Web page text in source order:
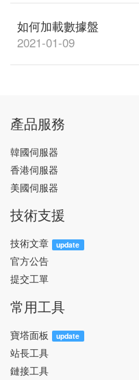
如何加載數據盤
2021-01-09
產品服務
韓國伺服器
香港伺服器
美國伺服器
技術支援
技術文章 update
官方公告
提交工單
常用工具
寶塔面板 update
站長工具
鏈接工具